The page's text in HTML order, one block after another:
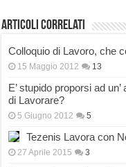
Articoli correlati
Colloquio di Lavoro, che
15 Maggio 2012 13
E’ stupido proporsi ad
di Lavorare?
5 Giugno 2012 5
Tezenis Lavora con
27 Aprile 2015 3